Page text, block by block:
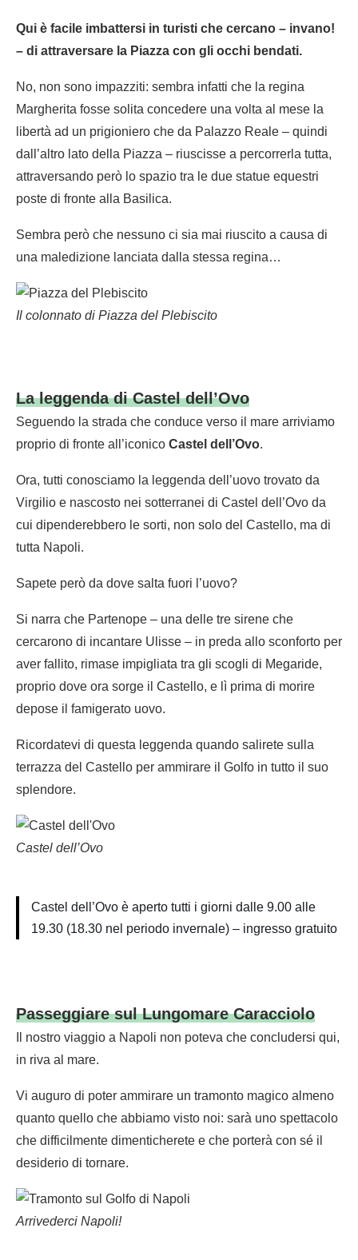
Qui è facile imbattersi in turisti che cercano – invano!
– di attraversare la Piazza con gli occhi bendati.
No, non sono impazziti: sembra infatti che la regina
Margherita fosse solita concedere una volta al mese la
libertà ad un prigioniero che da Palazzo Reale – quindi
dall’altro lato della Piazza – riuscisse a percorrerla tutta,
attraversando però lo spazio tra le due statue equestri
poste di fronte alla Basilica.
Sembra però che nessuno ci sia mai riuscito a causa di
una maledizione lanciata dalla stessa regina…
Il colonnato di Piazza del Plebiscito
La leggenda di Castel dell’Ovo
Seguendo la strada che conduce verso il mare arriviamo
proprio di fronte all’iconico Castel dell’Ovo.
Ora, tutti conosciamo la leggenda dell’uovo trovato da
Virgilio e nascosto nei sotterranei di Castel dell’Ovo da
cui dipenderebbero le sorti, non solo del Castello, ma di
tutta Napoli.
Sapete però da dove salta fuori l’uovo?
Si narra che Partenope – una delle tre sirene che
cercarono di incantare Ulisse – in preda allo sconforto per
aver fallito, rimase impigliata tra gli scogli di Megaride,
proprio dove ora sorge il Castello, e lì prima di morire
depose il famigerato uovo.
Ricordatevi di questa leggenda quando salirete sulla
terrazza del Castello per ammirare il Golfo in tutto il suo
splendore.
Castel dell’Ovo
Castel dell’Ovo è aperto tutti i giorni dalle 9.00 alle
19.30 (18.30 nel periodo invernale) – ingresso gratuito
Passeggiare sul Lungomare Caracciolo
Il nostro viaggio a Napoli non poteva che concludersi qui,
in riva al mare.
Vi auguro di poter ammirare un tramonto magico almeno
quanto quello che abbiamo visto noi: sarà uno spettacolo
che difficilmente dimenticherete e che porterà con sé il
desiderio di tornare.
Arrivederci Napoli!